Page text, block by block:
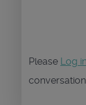
Please Log in